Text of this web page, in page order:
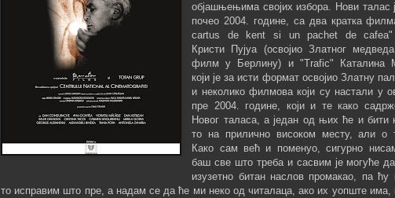
објашњењима својих избора. Нови талас
почео 2004. године, са два кратка
cartus de kent si un pachet de cafea"
Кристи Пујуа (освојио Златног
филм у Берлину) и "Trafic" Каталина
који је за исти формат освојио Златну
и неколико филмова који су настали у
пре 2004. године, који и те како
Новог таласа, а један од њих ће и бити
то на прилично високом месту, али о
Како сам већ и поменуо, сигурно
баш све што треба и сасвим је могуће
изузетно битан наслов промакао, па ћу
то исправим што пре, а надам се да ће ми неко од читалаца, ако их уопште има,